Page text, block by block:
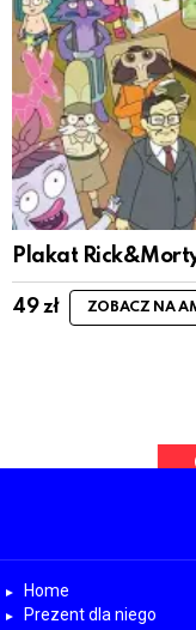
Plakat
49zł ZOBACZ NA
Request. Error
Home
Prezent dla niego